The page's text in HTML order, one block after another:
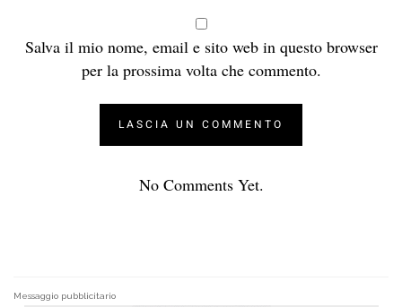
Salva il mio nome, email e sito web in questo browser
per la prossima volta che commento.
No Comments Yet.
Messaggio pubblicitario